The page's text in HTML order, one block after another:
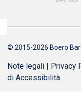
© 2015-2026 Boero
Note legali | Privacy
di Accessibilità